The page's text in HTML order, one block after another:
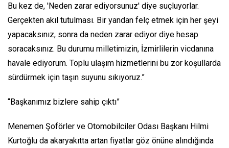
Bu kez de, 'Neden zarar ediyorsunuz' diye suçluyorlar.
Gerçekten akıl tutulması. Bir yandan felç etmek için her şeyi
yapacaksınız, sonra da neden zarar ediyor diye hesap
soracaksınız. Bu durumu milletimizin, İzmirlilerin vicdanına
havale ediyorum. Toplu ulaşım hizmetlerini bu zor koşullarda
sürdürmek için taşın suyunu sıkıyoruz.”
“Başkanımız bizlere sahip çıktı”
Menemen Şoförler ve Otomobilciler Odası Başkanı Hilmi
Kurtoğlu da akaryakıtta artan fiyatlar göz önüne alındığında